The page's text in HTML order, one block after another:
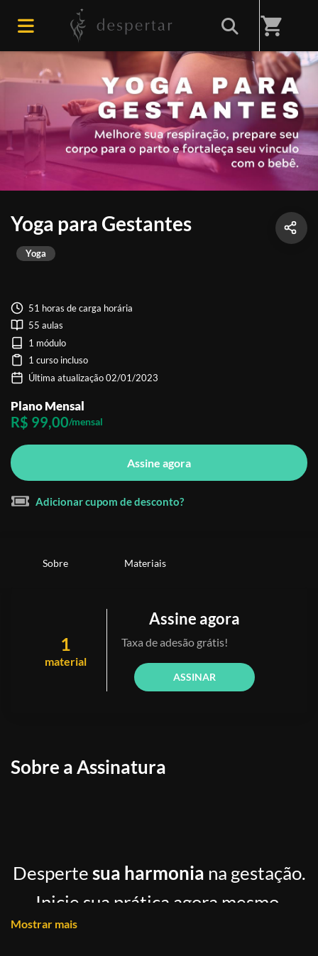
shopping_cart
Yoga para Gestantes
Yoga
51 horas de carga horária
55 aulas
1 módulo
1 curso incluso
Última atualização 02/01/2023
Plano Mensal
R$ 99,00/mensal
Assine agora
Adicionar cupom de desconto?
Sobre Materiais
1
material
Assine agora
Taxa de adesão grátis!
ASSINAR
Sobre a Assinatura
Despertesua harmonia na gestação.
Inicie sua prática agora mesmo.
Mostrar mais